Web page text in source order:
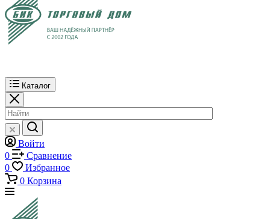
Каталог
Войти
0
Сравнение
0
Избранное
0 Корзина